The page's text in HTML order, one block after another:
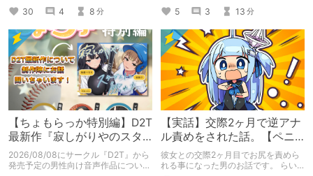
30
4 8 分
5
3 13 分
【ちょもらっか特別編】D2T
最新作『寂しがりやのスタ
ーダストと触れあって』制
作陣にインタビュー！🎤
2026/08/08にサークル『D2T』から
発売予定の男性向け音声作品について
【実話】交際2ヶ月で逆アナ
ル責めをされた話。【ペニ
バン】
彼女との交際2ヶ月目でお尻を責めら
れる事になった男のお話です。 らい